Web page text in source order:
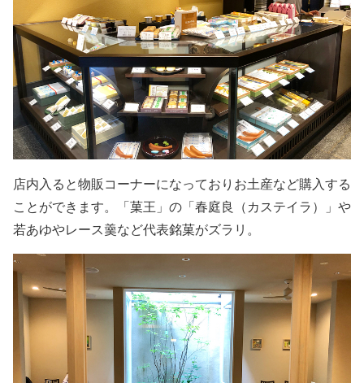
店内入ると物販コーナーになっておりお土産など購入する
ことができます。「菓王」の「春庭良（カステイラ）」や
若あゆやレース羹など代表銘菓がズラリ。